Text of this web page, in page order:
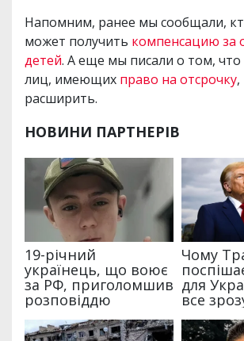
Напомним, ранее мы сообщали,
может получить компенсацию за
детей. А еще мы писали о том, что
лиц, имеющих право на отсрочку
расширить.